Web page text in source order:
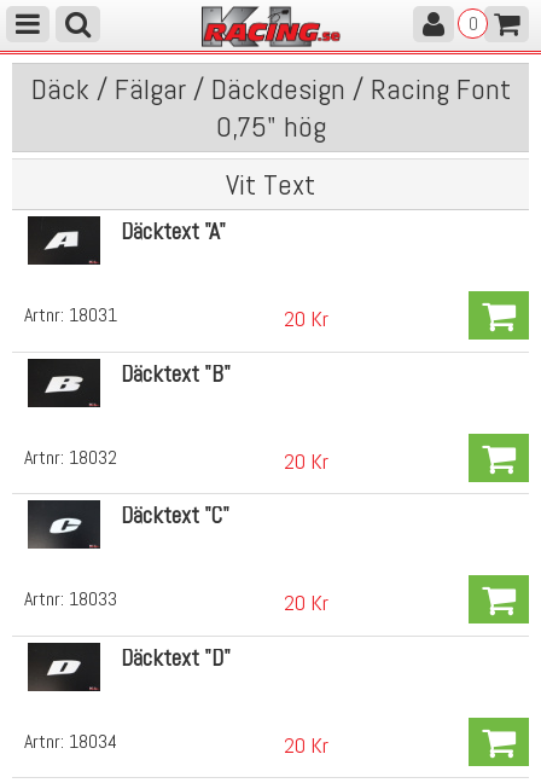
0
Däck / Fälgar / Däckdesign / Racing Font
0,75" hög
Vit Text
Artnr: 18031
Däcktext "A"
20 Kr
Artnr: 18032
Däcktext "B"
20 Kr
Artnr: 18033
Däcktext "C"
20 Kr
Artnr: 18034
Däcktext "D"
20 Kr